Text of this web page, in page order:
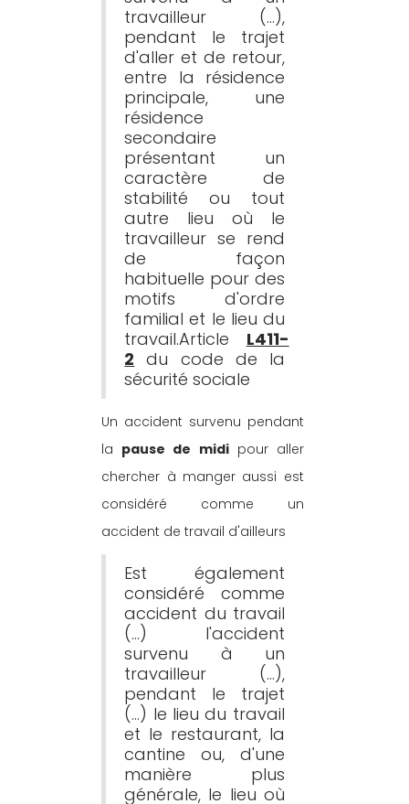
travailleur (…),
pendant le trajet
d'aller et de retour,
entre la résidence
principale, une
résidence
secondaire
présentant un
caractère de
stabilité ou tout
autre lieu où le
travailleur se rend
de façon
habituelle pour des
motifs d'ordre
familial et le lieu du
travail.Article L411-
2 du code de la
sécurité sociale
Un accident survenu pendant
la pause de midi pour aller
chercher à manger aussi est
considéré comme un
accident de travail d'ailleurs
Est également
considéré comme
accident du travail
(…) l'accident
survenu à un
travailleur (…),
pendant le trajet
(...) le lieu du travail
et le restaurant, la
cantine ou, d'une
manière plus
générale, le lieu où